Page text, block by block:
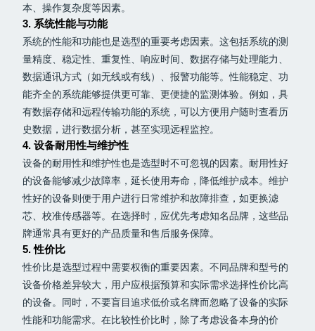
本、操作复杂度等因素。
3. 系统性能与功能
系统的性能和功能也是选型的重要考虑因素。这包括系统的测
量精度、稳定性、重复性、响应时间、数据存储与处理能力、
数据通讯方式（如无线或有线）、报警功能等。性能稳定、功
能齐全的系统能够提供更可靠、更便捷的监测体验。例如，具
有数据存储和远程传输功能的系统，可以方便用户随时查看历
史数据，进行数据分析，甚至实现远程监控。
4. 设备耐用性与维护性
设备的耐用性和维护性也是选型时不可忽视的因素。耐用性好
的设备能够减少故障率，延长使用寿命，降低维护成本。维护
性好的设备则便于用户进行日常维护和故障排查，如更换滤
芯、校准传感器等。在选择时，应优先考虑知名品牌，这些品
牌通常具有更好的产品质量和售后服务保障。
5. 性价比
性价比是选型过程中需要权衡的重要因素。不同品牌和型号的
设备价格差异较大，用户应根据预算和实际需求选择性价比高
的设备。同时，不要盲目追求低价或名牌而忽略了设备的实际
性能和功能需求。在比较性价比时，除了考虑设备本身的价